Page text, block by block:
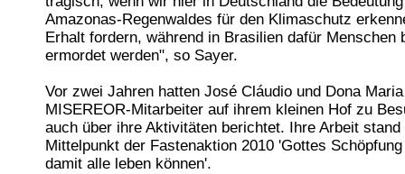
Amazonas-Regenwaldes für den Klimaschutz
Erhalt fordern, während in Brasilien dafür Menschen
ermordet werden", so Sayer.
Vor zwei Jahren hatten José Cláudio und Dona
MISEREOR-Mitarbeiter auf ihrem kleinen Hof zu
auch über ihre Aktivitäten berichtet. Ihre Arbeit stand
Mittelpunkt der Fastenaktion 2010 'Gottes
damit alle leben können'.